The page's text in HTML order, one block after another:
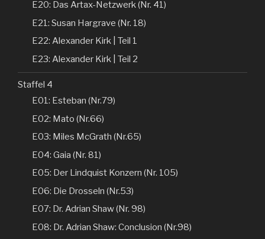
E20: Das Artax-Netzwerk (Nr. 41)
E21: Susan Hargrave (Nr. 18)
E22: Alexander Kirk | Teil 1
E23: Alexander Kirk | Teil 2
Staffel 4
E01: Esteban (Nr.79)
E02: Mato (Nr.66)
E03: Miles McGrath (Nr.65)
E04: Gaia (Nr. 81)
E05: Der Lindquist Konzern (Nr. 105)
E06: Die Drosseln (Nr.53)
E07: Dr. Adrian Shaw (Nr. 98)
E08: Dr. Adrian Shaw: Conclusion (Nr.98)